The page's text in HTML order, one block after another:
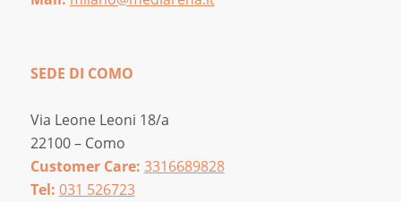
SEDE DI COMO
Via Leone Leoni 18/a
22100 – Como
Customer Care: 3316689828
Tel: 031 526723